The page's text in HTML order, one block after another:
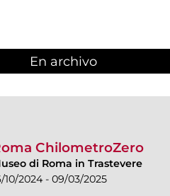
En archivo
ChilometroZero
di Roma in Trastevere
10/2024 - 09/03/2025